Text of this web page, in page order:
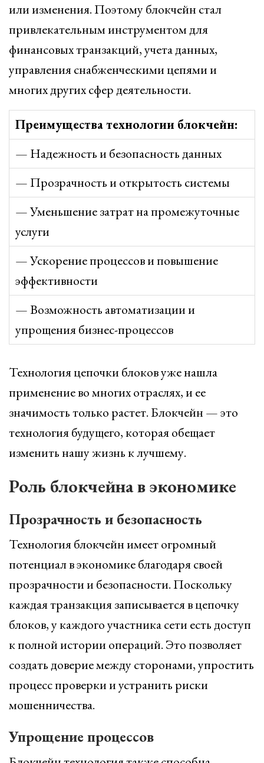
или изменения. Поэтому блокчейн стал
привлекательным инструментом для
финансовых транзакций, учета данных,
управления снабженческими цепями и
многих других сфер деятельности.
Преимущества технологии блокчейн:
— Надежность и безопасность данных
— Прозрачность и открытость системы
— Уменьшение затрат на промежуточные
услуги
— Ускорение процессов и повышение
эффективности
— Возможность автоматизации и
упрощения бизнес-процессов
Технология цепочки блоков уже нашла
применение во многих отраслях, и ее
значимость только растет. Блокчейн — это
технология будущего, которая обещает
изменить нашу жизнь к лучшему.
Роль блокчейна в экономике
Прозрачность и безопасность
Технология блокчейн имеет огромный
потенциал в экономике благодаря своей
прозрачности и безопасности. Поскольку
каждая транзакция записывается в цепочку
блоков, у каждого участника сети есть доступ
к полной истории операций. Это позволяет
создать доверие между сторонами, упростить
процесс проверки и устранить риски
мошенничества.
Упрощение процессов